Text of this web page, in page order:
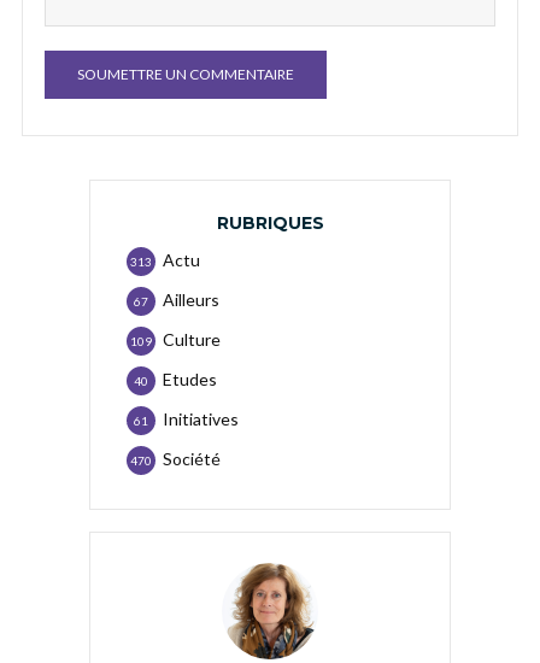
RUBRIQUES
Actu
313
Ailleurs
67
Culture
109
Etudes
40
Initiatives
61
Société
470